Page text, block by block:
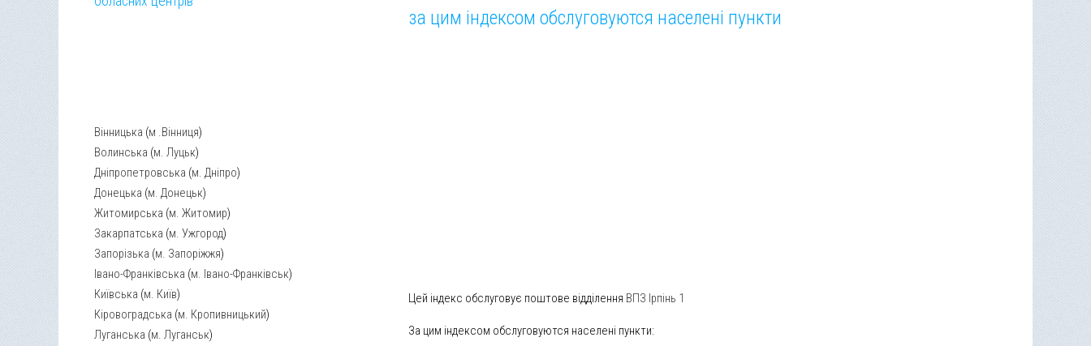
Вінницька (м .Вінниця)
Волинська (м. Луцьк)
Дніпропетровська (м. Дніпро)
Донецька (м. Донецьк)
Житомирська (м. Житомир)
Закарпатська (м. Ужгород)
Запорізька (м. Запоріжжя)
Івано-Франківська (м. Івано-Франківськ)
Київська (м. Київ)
Кіровоградська (м. Кропивницький)
Луганська (м. Луганськ)
за цим індексом обслуговуются населені пункти
Цей індекс обслуговує поштове відділення ВПЗ Ірпінь 1
За цим індексом обслуговуются населені пункти: